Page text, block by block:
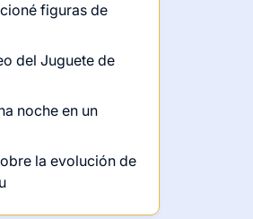
figuras de
del Juguete de
noche en un
la evolución de